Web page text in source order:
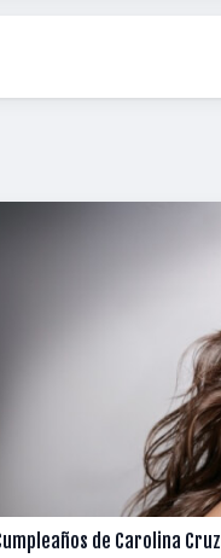
de Carolina Cruz